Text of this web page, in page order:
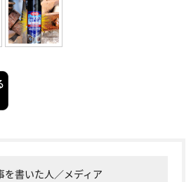
を書いた人／メディア